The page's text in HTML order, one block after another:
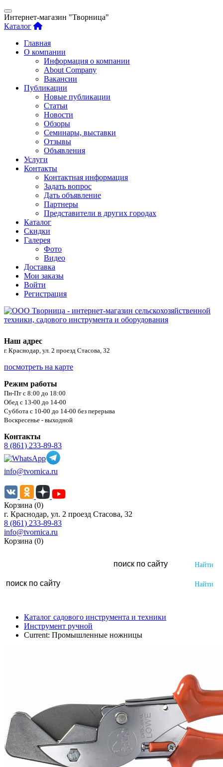
Интернет-магазин "Творница"
Каталог
Главная
О компании
Информация о компании
About Company
Вакансии
Публикации
Новые публикации
Статьи
Новости
Обзоры
Семинары, выставки
Отзывы
Объявления
Услуги
Контакты
Контактная информация
Задать вопрос
Дать объявление
Партнеры
Представители в других городах
Каталог
Скидки
Галерея
Фото
Видео
Доставка
Мои заказы
Войти
Регистрация
Наш адрес
г. Краснодар, ул. 2 проезд Стасова, 32
посмотреть на карте
Режим работы
Пн-Пт с 8:00 до 18:00
Обед с 13-00 до 14-00
Суббота с 10-00 до 14-00 без перерыва
Воскресенье - выходной
Контакты
8 (861) 233-89-83
info@tvornica.ru
Корзина (0)
г. Краснодар, ул. 2 проезд Стасова, 32
8 (861) 233-89-83
info@tvornica.ru
Корзина (0)
Каталог садового инструмента и техники
Инструмент ручной
Current: Промышленные ножницы